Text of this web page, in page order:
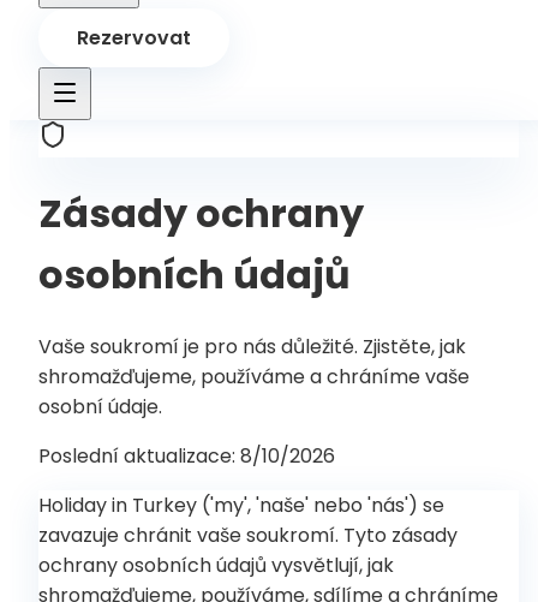
Rezervovat
Zásady ochrany
osobních údajů
Vaše soukromí je pro nás důležité. Zjistěte, jak
shromažďujeme, používáme a chráníme vaše
osobní údaje.
Poslední aktualizace: 8/10/2026
Holiday in Turkey ('my', 'naše' nebo 'nás') se
zavazuje chránit vaše soukromí. Tyto zásady
ochrany osobních údajů vysvětlují, jak
shromažďujeme, používáme, sdílíme a chráníme